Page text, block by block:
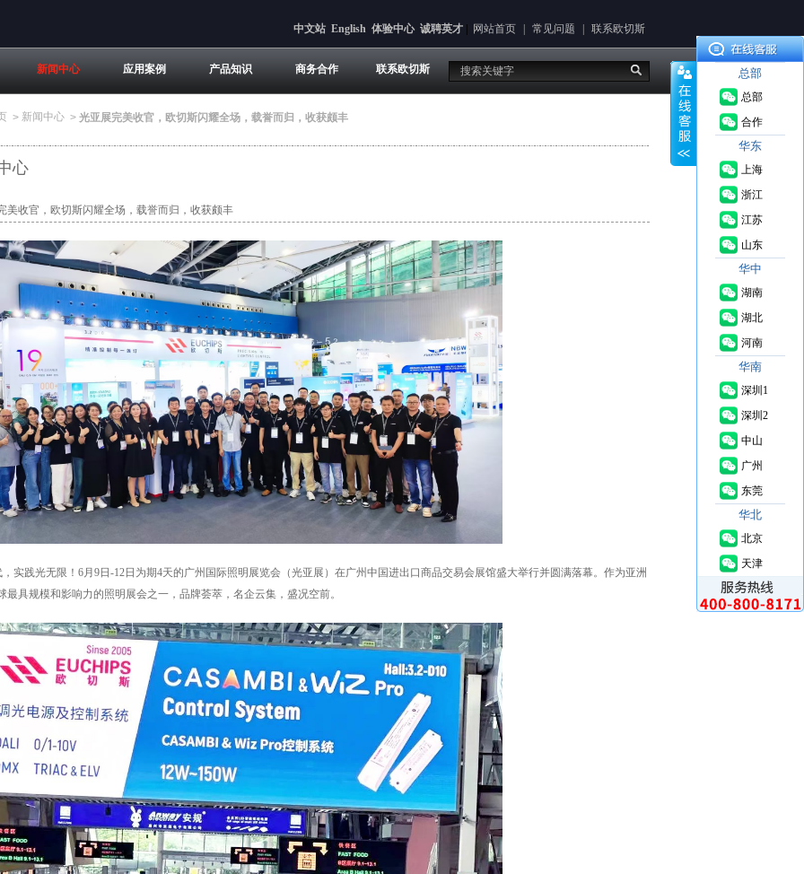
中文站 English 体验中心 诚聘英才 网站首页 常见问题 联系欧切斯
新闻中心 应用案例 产品知识 商务合作 联系欧切斯
> 新闻中心 > 光亚展完美收官，欧切斯闪耀全场，载誉而归，收获颇丰
心
美收官，欧切斯闪耀全场，载誉而归，收获颇丰
实践光无限！6月9日-12日为期4天的广州国际照明展览会（光亚展）在广州中国进出口商品交易会展馆盛大举行并圆满落幕。作为亚洲
最具规模和影响力的照明展会之一，品牌荟萃，名企云集，盛况空前。
总部
总部
合作
华东
上海
浙江
江苏
山东
华中
湖南
湖北
河南
华南
深圳1
深圳2
中山
广州
东莞
华北
北京
天津